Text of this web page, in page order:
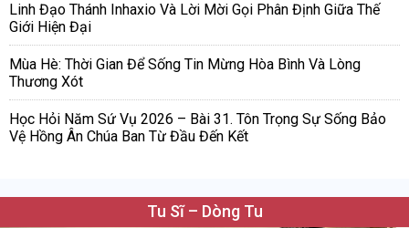
Linh Đạo Thánh Inhaxio Và Lời Mời Gọi Phân Định Giữa Thế
Giới Hiện Đại
Mùa Hè: Thời Gian Để Sống Tin Mừng Hòa Bình Và Lòng
Thương Xót
Học Hỏi Năm Sứ Vụ 2026 – Bài 31. Tôn Trọng Sự Sống Bảo
Vệ Hồng Ân Chúa Ban Từ Đầu Đến Kết
Tu Sĩ – Dòng Tu